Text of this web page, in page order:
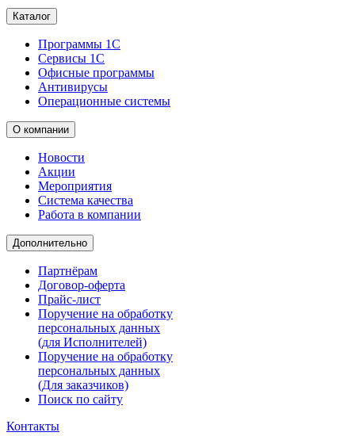
Каталог
Программы 1С
Сервисы 1С
Офисные программы
Антивирусы
Операционные системы
О компании
Новости
Акции
Мероприятия
Система качества
Работа в компании
Дополнительно
Партнёрам
Договор-оферта
Прайс-лист
Поручение на обработку
персональных данных
(для Исполнителей)
Поручение на обработку
персональных данных
(Для заказчиков)
Поиск по сайту
Контакты